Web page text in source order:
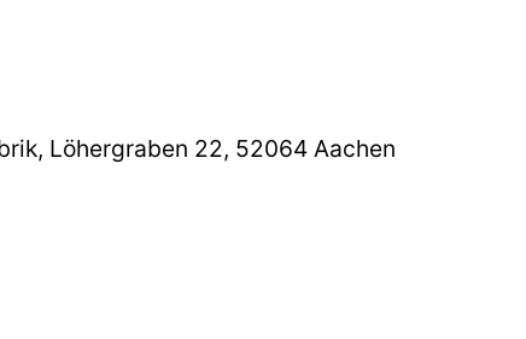
Löhergraben 22, 52064 Aachen